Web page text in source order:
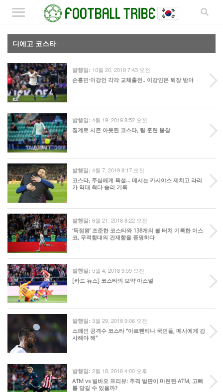
디에고 코스타
발행일: 10월 20, 2019 7:43 오전
손흥민·이강인 각각 교체출전.. 이강인은 퇴장 받아
발행일: 4월 19, 2019 8:52 오전
징계로 시즌 아웃된 코스타, 팀 훈련 불참
발행일: 4월 7, 2019 8:17 오전
코스타, 주심에게 욕설… 메시는 카시야스 제치고 라리
가 역대 최다 승리 기록
발행일: 6월 21, 2018 8:22 오전
‘득점왕’ 조준한 코스타와 138개의 볼 터치 기록한 이스
코, 무적함대의 건재함을 증명하다
발행일: 5월 4, 2018 9:59 오전
[카드 뉴스] 코스타의 보약 아스널
발행일: 3월 29, 2018 9:06 오전
스페인 공격수 코스타 “아르헨티나 국민들, 메시에게 감
사해야 해”
발행일: 2월 18, 2018 4:00 오후
ATM vs 빌바오 프리뷰: 추격 발판이 마련된 ATM, 고삐
를 당길 수 있을까?